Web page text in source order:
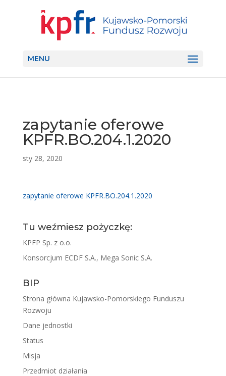
MENU
zapytanie oferowe
KPFR.BO.204.1.2020
sty 28, 2020
zapytanie oferowe KPFR.BO.204.1.2020
Tu weźmiesz pożyczkę:
KPFP Sp. z o.o.
Konsorcjum ECDF S.A., Mega Sonic S.A.
BIP
Strona główna Kujawsko-Pomorskiego Funduszu
Rozwoju
Dane jednostki
Status
Misja
Przedmiot działania